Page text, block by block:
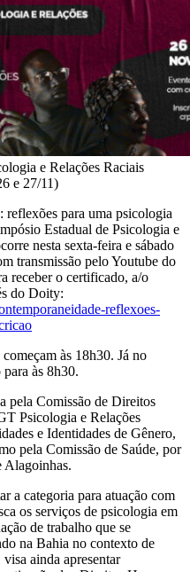
e Relações Raciais
e 27/11)
reflexões para uma psicologia
Estadual de Psicologia e
nesta sexta-feira e sábado
transmissão pelo Youtube do
receber o certificado, a/o
do Doity:
reflexoes-
às 18h30. Já no
às 8h30.
pela Comissão de Direitos
Psicologia e Relações
e Identidades de Gênero,
pela Comissão de Saúde, por
Alagoinhas.
a categoria para atuação com
os serviços de psicologia em
de trabalho que se
na Bahia no contexto de
ainda apresentar